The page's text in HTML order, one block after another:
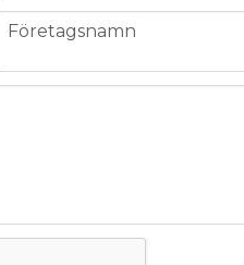
company
Företagsnamn